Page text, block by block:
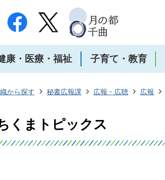
康・医療・福祉 子育て・教育
から探す 秘書広報課 広報・広聴 広報
くまトピックス